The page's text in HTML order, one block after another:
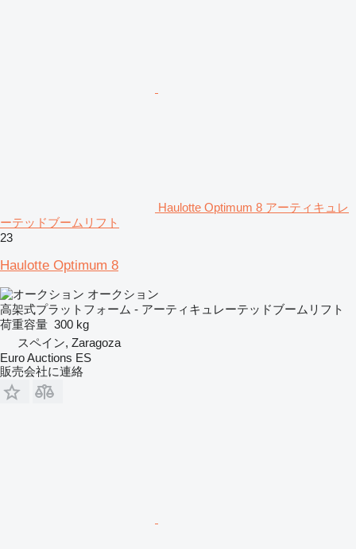
Haulotte Optimum 8 アーティキュレ
ーテッドブームリフト
23
Haulotte Optimum 8
オークション
高架式プラットフォーム - アーティキュレーテッドブームリフト
荷重容量 300 kg
スペイン, Zaragoza
Euro Auctions ES
販売会社に連絡